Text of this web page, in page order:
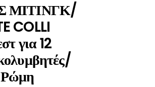
ΜΙΤΙΝΓΚ/
COLLI
για 12
Ρώμη